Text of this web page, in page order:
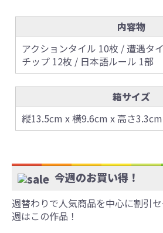
内容物
アクションタイル 10枚 / 遭遇タ
チップ 12枚 / 日本語ルール 1部
箱サイズ
縦13.5cm x 横9.6cm x 高さ3.3cm
今週のお買い得！
週替わりで人気商品を中心に割引
週はこの作品！